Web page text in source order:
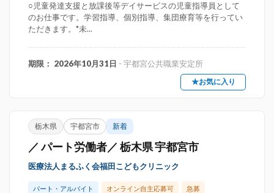
○児童発達支援と放課後等デイサービスの児童指導員として
のお仕事です。学習指導、個別指導、集団療育等を行ってい
ただきます。*未...
期限： 2026年10月31日 - 宇都宮公共職業安定所
★お気に入り
栃木県 宇都宮市 新着
／ パート労働者／ 栃木県 宇都宮市
医療法人まるふく会福田こどもクリニック
パート・アルバイト オンライン自主応募可 急募